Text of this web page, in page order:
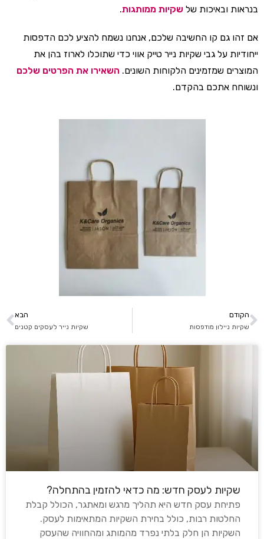
בנראות ובאיכות של שקיות ממותגות.
אם זהו גם קו החשיבה שלכם, אנחנו נשמח להציע לכם הדפסות
ייחודיות על גבי שקיות נייר טייק אווי כדי שתוכלו לארוז בהן את
המוצרים שמזמינים הלקוחות השונים. השאירו את הפרטים שלכם
ונשוחח אתכם בהקדם.
הקודם
שקיות ניילון מודפסות
הבא
שקיות נייר לעסקים קטנים
שקיות לעסק חדש: מה כדאי להזמין בהתחלה?
פתיחת עסק חדש היא תהליך מרגש ומאתגר, הכולל קבלת
החלטות רבות, כולל בחירת השקיות המתאימות לעסק.
השקיות הן חלק בלתי נפרד מהמותג ומהחוויה שהעסק